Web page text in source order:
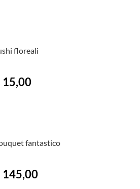
floreali
15,00
fantastico
145,00